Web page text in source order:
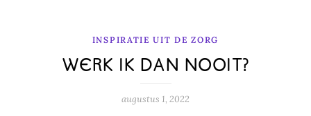
INSPIRATIE UIT DE ZORG
WERK IK DAN NOOIT?
augustus 1, 2022